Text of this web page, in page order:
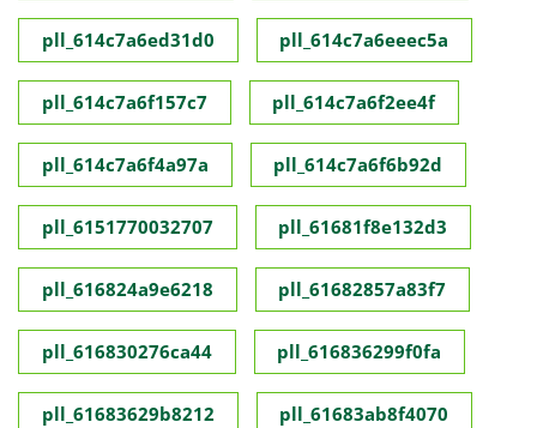
pll_614c7a6ed31d0 pll_614c7a6eeec5a
pll_614c7a6f157c7 pll_614c7a6f2ee4f
pll_614c7a6f4a97a pll_614c7a6f6b92d
pll_6151770032707 pll_61681f8e132d3
pll_616824a9e6218 pll_61682857a83f7
pll_616830276ca44 pll_616836299f0fa
pll_61683629b8212 pll_61683ab8f4070